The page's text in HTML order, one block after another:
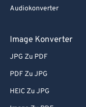
Audiokonverter
Image Konverter
JPG Zu PDF
PDF Zu JPG
HEIC Zu JPG